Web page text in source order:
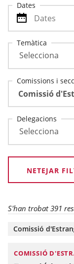
Dates
Temàtica
Comissions i
Comissió
Delegacions
NETEJAR
S'han trobat 391
Comissió
COMISSIÓ